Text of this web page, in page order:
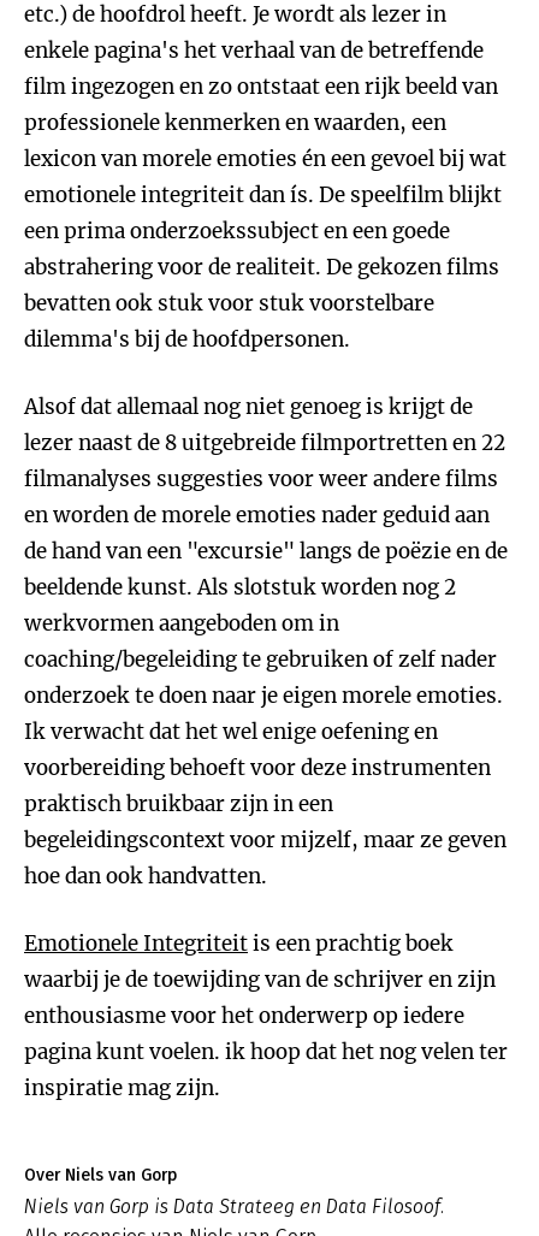
etc.) de hoofdrol heeft. Je wordt als lezer in
enkele pagina's het verhaal van de betreffende
film ingezogen en zo ontstaat een rijk beeld van
professionele kenmerken en waarden, een
lexicon van morele emoties én een gevoel bij wat
emotionele integriteit dan ís. De speelfilm blijkt
een prima onderzoekssubject en een goede
abstrahering voor de realiteit. De gekozen films
bevatten ook stuk voor stuk voorstelbare
dilemma's bij de hoofdpersonen.
Alsof dat allemaal nog niet genoeg is krijgt de
lezer naast de 8 uitgebreide filmportretten en 22
filmanalyses suggesties voor weer andere films
en worden de morele emoties nader geduid aan
de hand van een "excursie" langs de poëzie en de
beeldende kunst. Als slotstuk worden nog 2
werkvormen aangeboden om in
coaching/begeleiding te gebruiken of zelf nader
onderzoek te doen naar je eigen morele emoties.
Ik verwacht dat het wel enige oefening en
voorbereiding behoeft voor deze instrumenten
praktisch bruikbaar zijn in een
begeleidingscontext voor mijzelf, maar ze geven
hoe dan ook handvatten.
Emotionele Integriteitis een prachtig boek
waarbij je de toewijding van de schrijver en zijn
enthousiasme voor het onderwerp op iedere
pagina kunt voelen. ik hoop dat het nog velen ter
inspiratie mag zijn.
Over Niels van Gorp
Niels van Gorp is Data Strateeg en Data Filosoof.